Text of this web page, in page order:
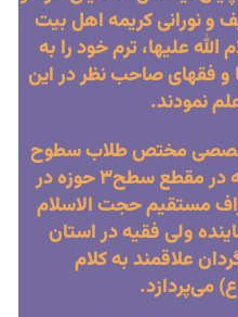
و نورانی کریمه اهل بیت
علیها، ترم خود را به
و فقهای صاحب نظر در این
نمودند.
مختص طلاب سطوح
عالی حوزه علمیه می‌باشد که در مقطع سطح۳ حوزه در
مستقیم حجت الاسلام
ولی فقیه در استان
علاقمند به کلام
می‌پردازد.